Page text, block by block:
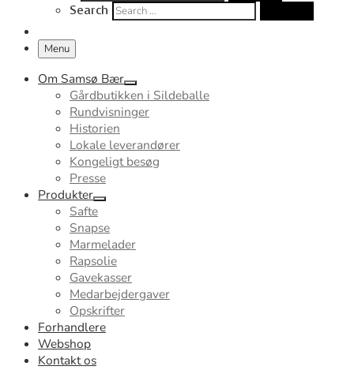
Search
Menu
Om Samsø Bær
Gårdbutikken i Sildeballe
Rundvisninger
Historien
Lokale leverandører
Kongeligt besøg
Presse
Produkter
Safte
Snapse
Marmelader
Rapsolie
Gavekasser
Medarbejdergaver
Opskrifter
Forhandlere
Webshop
Kontakt os